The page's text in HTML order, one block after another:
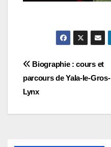
Navigation
de
l’article
Biographie : cours et
parcours de Yala-le-Gros-
Lynx